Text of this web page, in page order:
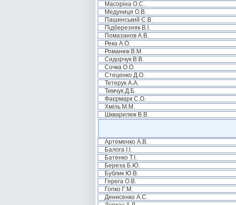
Масоріна О.С.
Медуниця О.В.
Пашинський С.В.
Підберезняк В.І.
Помазанов А.В.
Река А.О.
Романюк В.М.
Сидорчук В.В.
Сочка О.О.
Стеценко Д.О.
Тетерук А.А.
Тимчук Д.Б.
Фаєрмарк С.О.
Хміль М.М.
Шкварилюк В.В.
Артеменко А.В.
Балога І.І.
Батенко Т.І.
Береза Б.Ю.
Бублик Ю.В.
Герега О.В.
Гопко Г.М.
Денисенко А.С.